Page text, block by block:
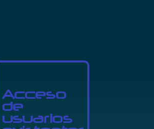
Acceso
de
usuarios